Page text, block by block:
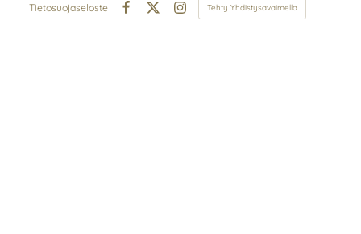
Tietosuojaseloste
Instagram
Tehty Yhdistysavaimella